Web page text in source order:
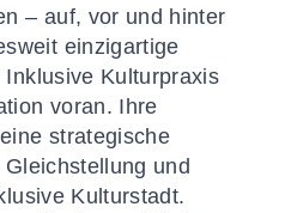
– auf, vor und hinter
einzigartige
Kulturpraxis
voran. Ihre
strategische
und
Kulturstadt.